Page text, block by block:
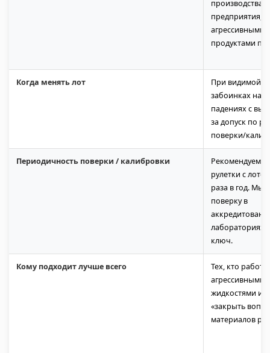
производства,
предприятия,
агрессивными
продуктами
Когда менять лот
При видимой
забоинках на
падениях с
за допуск по
поверки/
Периодичность поверки / калибровки
Рекомендуем
рулетки с
раза в год. Мы
поверку в
лабораториях
ключ.
Кому подходит лучше всего
Тех, кто
жидкостями и
«закрыть
материалов